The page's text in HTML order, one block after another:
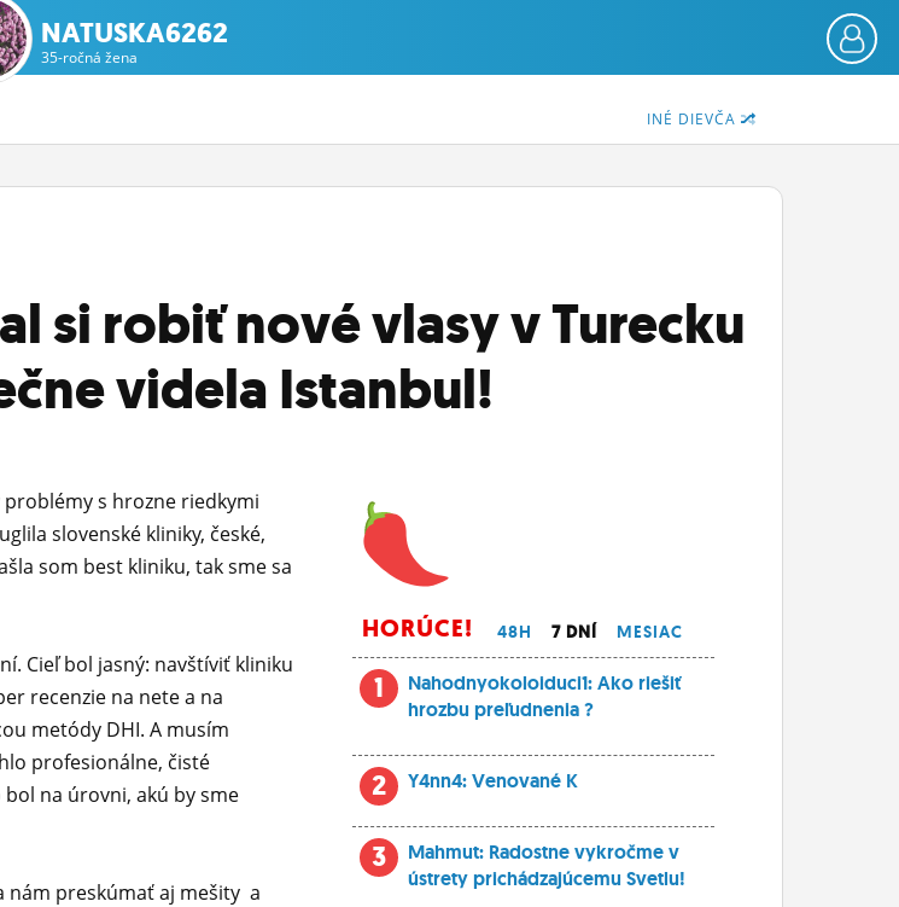
NATUSKA6262
35-ročná žena
INÉ DIEVČA
si robiť nové vlasy v Turecku
videla Istanbul!
s hrozne riedkymi
slovenské kliniky, české,
som best kliniku, tak sme sa
Cieľ bol jasný: navštíviť kliniku
recenzie na nete a na
metódy DHI. A musím
profesionálne, čisté
na úrovni, akú by sme
nám preskúmať aj mešity a
HORÚCE! 48H 7 DNÍ MESIAC
1
Nahodnyokoloiduci1: Ako riešiť
hrozbu preľudnenia ?
2 Y4nn4: Venované K
3
Mahmut: Radostne vykročme v
ústrety prichádzajúcemu Svetlu!